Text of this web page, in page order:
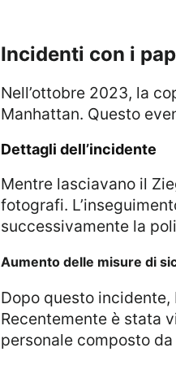
incidenti con i
Nell’ottobre 2023, la coppia ha vissuto un episodio drammatico durante un inseguimento da parte dei paparazzi a
Manhattan. Questo
Dettagli dell’incidente
Mentre lasciavano il Ziegfeld Theater insieme alla madre di Meghan, Doria Ragland, sono stati seguiti da diversi
fotografi.
successivamente la
Aumento delle misure di
Dopo questo incidente, Meghan Markle ha incrementato le sue misure di sicurezza durante gli eventi pubblici.
Recentemente è stata
personale composto